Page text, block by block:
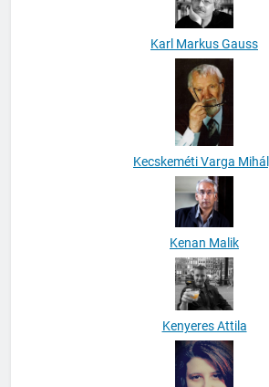
Karl Markus Gauss
Kecskeméti Varga Mihály
Kenan Malik
Kenyeres Attila